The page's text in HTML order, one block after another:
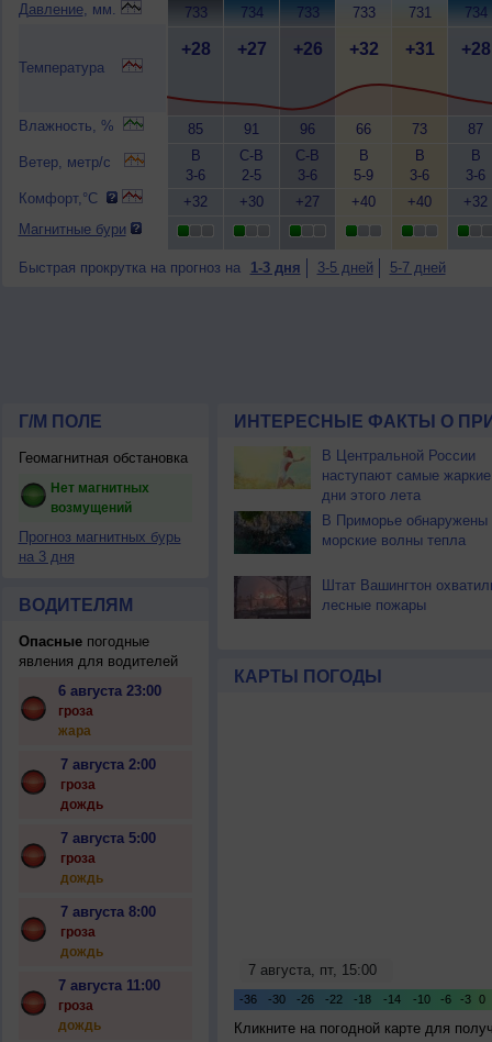
Давление, мм.
Температура
Влажность, %
Ветер, метр/с
Комфорт,°C
Магнитные бури
733
+28
85
В
3-6
+32
734
+27
91
С-В
2-5
+30
733
+26
96
С-В
3-6
+27
733
+32
66
В
5-9
+40
731
+31
73
В
3-6
+40
734
+28
87
В
3-6
+32
Быстрая прокрутка на прогноз на 1-3 дня 3-5 дней 5-7 дней
Г/М ПОЛЕ
Геомагнитная обстановка
Нет магнитных
возмущений
Прогноз магнитных бурь
на 3 дня
ВОДИТЕЛЯМ
Опасныепогодные
явления для водителей
6 августа 23:00
гроза
жара
7 августа 2:00
гроза
дождь
7 августа 5:00
гроза
дождь
7 августа 8:00
гроза
дождь
7 августа 11:00
гроза
дождь
ИНТЕРЕСНЫЕ ФАКТЫ О
В Центральной России
наступают самые жаркие
дни этого лета
В Приморье обнаружены
морские волны тепла
Штат Вашингтон
лесные пожары
КАРТЫ ПОГОДЫ
Кликните на погодной карте для